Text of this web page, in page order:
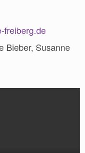
freiberg.de
Bieber, Susanne